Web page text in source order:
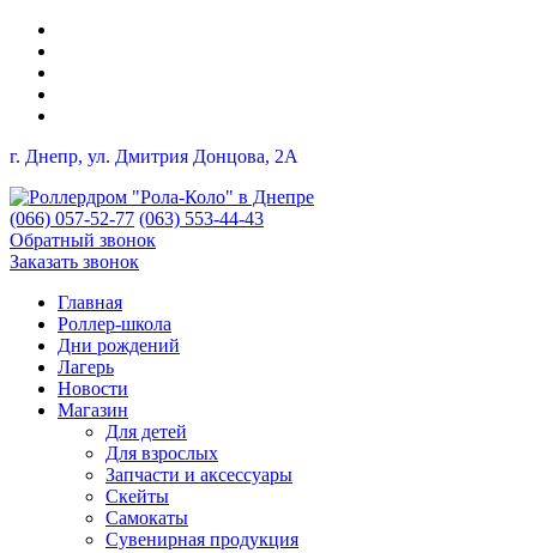
г. Днепр, ул. Дмитрия Донцова, 2A
(066) 057-52-77 (063) 553-44-43
Обратный звонок
Заказать звонок
Главная
Роллер-школа
Дни рождений
Лагерь
Новости
Магазин
Для детей
Для взрослых
Запчасти и аксессуары
Скейты
Самокаты
Сувенирная продукция